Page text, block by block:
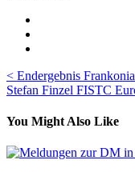
< Endergebnis
Stefan Finzel FISTC
You Might Also Like